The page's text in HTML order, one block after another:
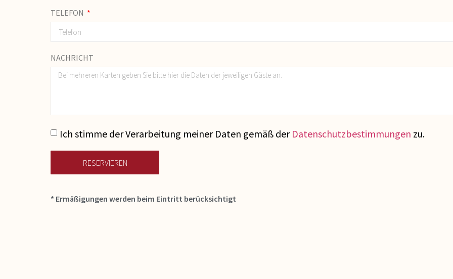
TELEFON
NACHRICHT
Ich stimme der Verarbeitung meiner Daten gemäß der Datenschutzbestimmungen zu.
RESERVIEREN
* Ermäßigungen werden beim Eintritt berücksichtigt